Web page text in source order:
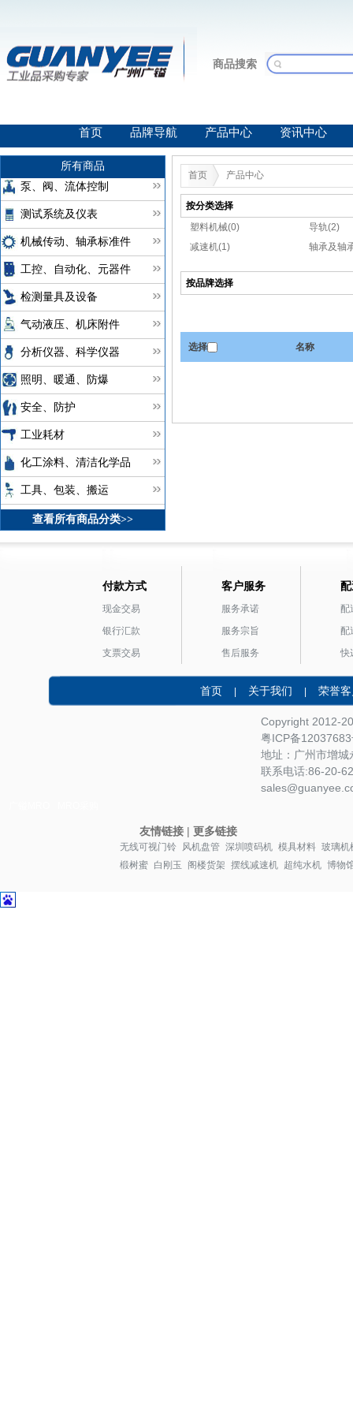
商品搜索
首页 品牌导航 产品中心 资讯中心
所有商品
泵、阀、流体控制
测试系统及仪表
机械传动、轴承标准件
工控、自动化、元器件
检测量具及设备
气动液压、机床附件
分析仪器、科学仪器
照明、暖通、防爆
安全、防护
工业耗材
化工涂料、清洁化学品
工具、包装、搬运
查看所有商品分类>>
首页 产品中心
按分类选择
塑料机械(0)
导轨(2)
减速机(1)
轴承及轴
按品牌选择
选择 名称
付款方式
现金交易
银行汇款
支票交易
客户服务
服务承诺
服务宗旨
售后服务
配
配
快
首页 关于我们 荣誉
Copyright 2012-
粤ICP备12037683
地址：广州市增
联系电话:86-20-
友情链接| 更多链接
无线可视门铃 风机盘管 深圳喷码机 模具材料 玻璃机
椴树蜜 白刚玉 阁楼货架 摆线减速机 超纯水机 博物